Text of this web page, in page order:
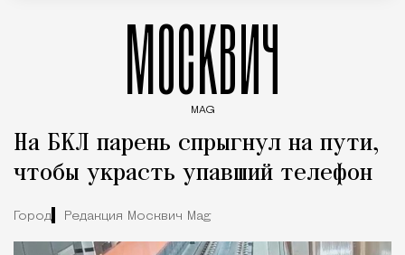
МОСКВИЧ
MAG
На БКЛ парень спрыгнул на пути,
чтобы украсть упавший телефон
Город Редакция Москвич Mag